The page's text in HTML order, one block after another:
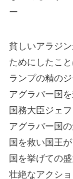
ー
貧しいアラジ
ためにしたこ
ランプの精の
アグラバー国
国務大臣ジェ
アグラバー国
国を救い国王
国を挙げての
壮絶なアクシ